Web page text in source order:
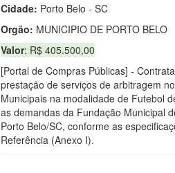
Cidade: Porto Belo - SC
Orgão: MUNICIPIO DE PORTO BELO
Valor: R$ 405.500,00
[Portal de Compras Públicas] -
prestação de serviços de arbitragem
Municipais na modalidade de Futebol
as demandas da Fundação Municipal
Porto Belo/SC, conforme as
Referência (Anexo I).